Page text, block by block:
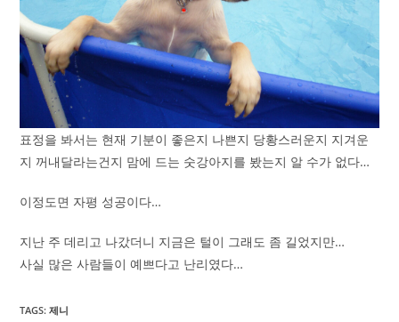
표정을 봐서는 현재 기분이 좋은지 나쁜지 당황스러운지 지겨운
지 꺼내달라는건지 맘에 드는 숫강아지를 봤는지 알 수가 없다…
이정도면 자평 성공이다…
지난 주 데리고 나갔더니 지금은 털이 그래도 좀 길었지만…
사실 많은 사람들이 예쁘다고 난리였다…
TAGS:제니